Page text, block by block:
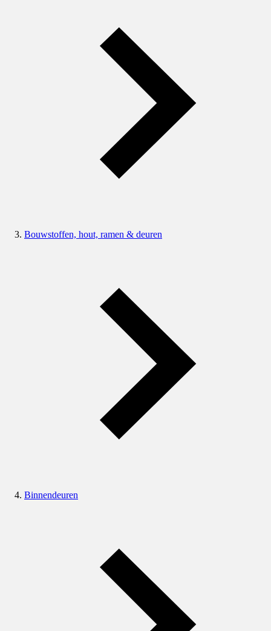
Bouwstoffen, hout, ramen & deuren
Binnendeuren